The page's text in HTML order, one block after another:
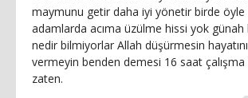
maymunu getir daha iyi yönetir birde öyle
adamlarda acıma üzülme hissi yok günah
nedir bilmiyorlar Allah düşürmesin
vermeyin benden demesi 16 saat çalışma
zaten.